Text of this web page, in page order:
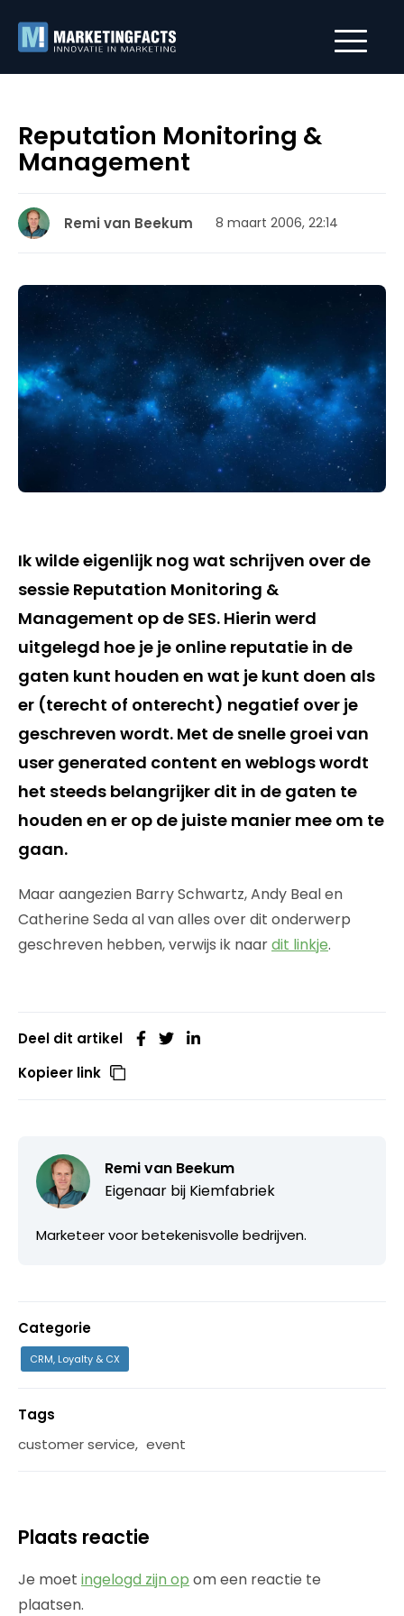
Reputation Monitoring &
Management
Remi van Beekum 8 maart 2006, 22:14
Ik wilde eigenlijk nog wat schrijven over de
sessie Reputation Monitoring &
Management op de SES. Hierin werd
uitgelegd hoe je je online reputatie in de
gaten kunt houden en wat je kunt doen als
er (terecht of onterecht) negatief over je
geschreven wordt. Met de snelle groei van
user generated content en weblogs wordt
het steeds belangrijker dit in de gaten te
houden en er op de juiste manier mee om te
gaan.
Maar aangezien Barry Schwartz, Andy Beal en
Catherine Seda al van alles over dit onderwerp
geschreven hebben, verwijs ik naardit linkje.
Deel dit artikel
Kopieer link
Remi van Beekum
Eigenaar bij Kiemfabriek
Marketeer voor betekenisvolle bedrijven.
Categorie
CRM, Loyalty & CX
Tags
customer service, event
Plaats reactie
Je moet ingelogd zijn op om een reactie te
plaatsen.